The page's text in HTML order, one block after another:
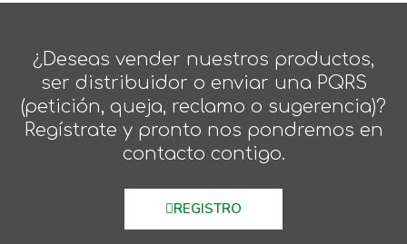
¿Deseas vender nuestros productos,
ser distribuidor o enviar una PQRS
(petición, queja, reclamo o sugerencia)?
Regístrate y pronto nos pondremos en
contacto contigo.
REGISTRO